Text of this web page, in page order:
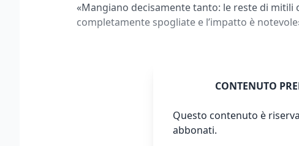
«Mangiano decisamente tanto: le reste di mitili
completamente spogliate e l’impatto è
CONTENUTO
Questo contenuto è
abbonati.